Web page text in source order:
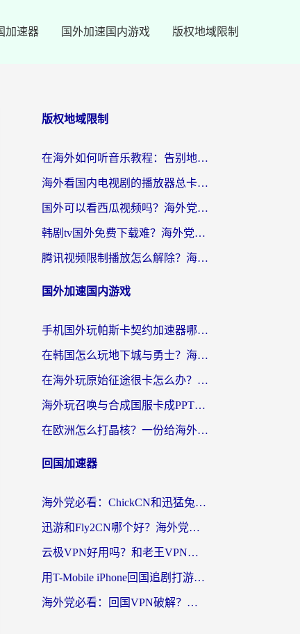
加速器 国外加速国内游戏 版权地域限制
版权地域限制
在海外如何听音乐教程：告别地域限制，随时听见国内的声音
海外看国内电视剧的播放器总卡顿？选对回国加速器才是关键
国外可以看西瓜视频吗？海外党追剧看片的终极解决方案
韩剧tv国外免费下载难？海外党看国内剧的加速器选择指南（附实用技巧）
腾讯视频限制播放怎么解除？海外党亲测有效的回国加速指南
国外加速国内游戏
手机国外玩帕斯卡契约加速器哪个好用？海外党国服游戏之路的救星
在韩国怎么玩地下城与勇士？海外党必看的国服游戏加速全攻略
在海外玩原始征途很卡怎么办？一份给游子的终极指南
海外玩召唤与合成国服卡成PPT？这篇解决办法让你丝滑操作
在欧洲怎么打晶核？一份给海外游子的网络加速生存指南
回国加速器
海外党必看：ChickCN和迅猛兔好用吗？3招教你选对回国加速器
迅游和Fly2CN哪个好？海外党回国加速器真实测评与选择心法
云极VPN好用吗？和老王VPN对比哪个回国效果更好？海外党必看的真实体验指南
用T-Mobile iPhone回国追剧打游戏，我差点把手机砸了
海外党必看：回国VPN破解？别踩坑！3步选对加速器无缝刷国内资源